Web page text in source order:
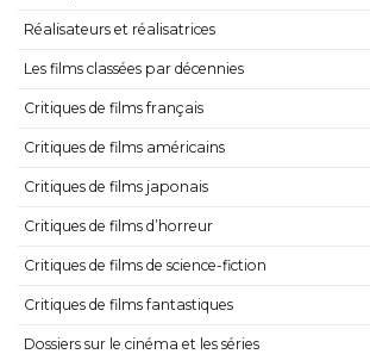
Réalisateurs et réalisatrices
Les films classées par décennies
Critiques de films français
Critiques de films américains
Critiques de films japonais
Critiques de films d’horreur
Critiques de films de science-fiction
Critiques de films fantastiques
Dossiers sur le cinéma et les séries